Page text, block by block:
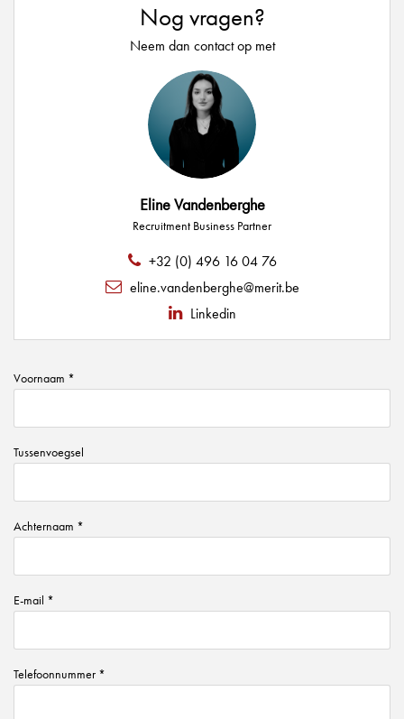
Nog vragen?
Neem dan contact op met
Eline Vandenberghe
Recruitment Business Partner
+32 (0) 496 16 04 76
eline.vandenberghe@merit.be
Linkedin
Voornaam *
Tussenvoegsel
Achternaam *
E-mail *
Telefoonnummer *